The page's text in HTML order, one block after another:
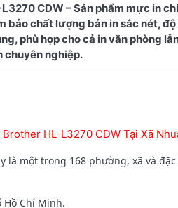
CDW – Sản phẩm mực in
chất lượng bản in sắc nét,
phù hợp cho cả in văn phòng
HL-L3270 CDW Tại Xã
là một trong 168 phường, xã và
Chí Minh.